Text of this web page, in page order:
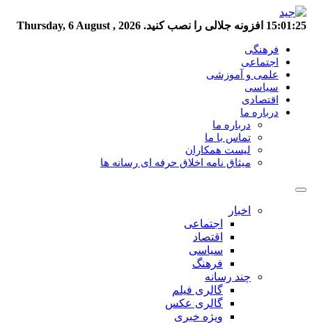
15:01:26 افزونه جلالی را نصب کنید. Thursday, 6 August , 2026
فرهنگی
اجتماعی
علمی و آموزشی
سیاسی
اقتصادی
درباره ما
درباره ما
تماس با ما
لیست همکاران
میثاق نامه اخلاق حرفه ای رسانه ها
اخبار
اجتماعی
اقتصاد
سیاسی
فرهنگ
چند رسانه
گالری فیلم
گالری عکس
ویژه خبری